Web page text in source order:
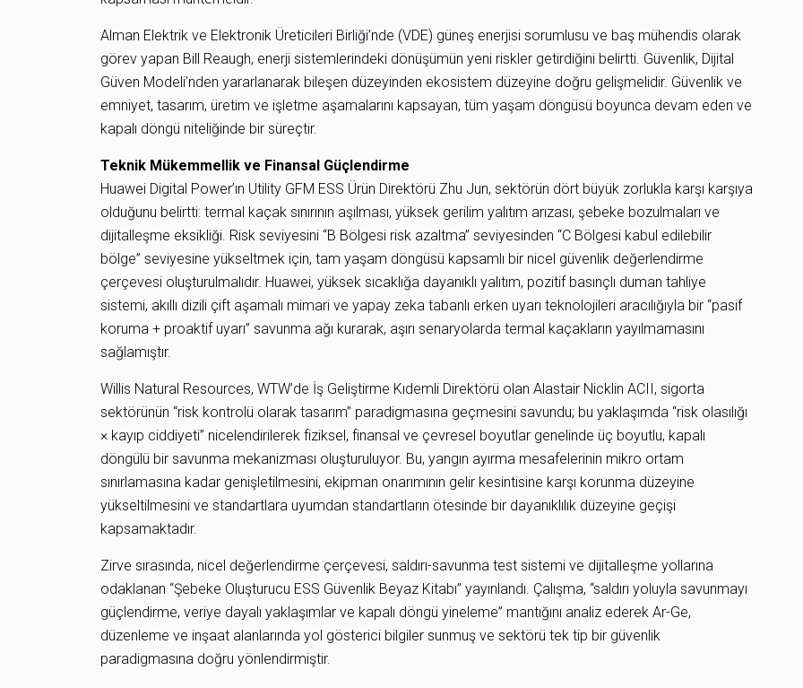
Alman Elektrik ve Elektronik Üreticileri Birliği’nde (VDE) güneş enerjisi sorumlusu ve baş mühendis olarak
görev yapan Bill Reaugh, enerji sistemlerindeki dönüşümün yeni riskler getirdiğini belirtti. Güvenlik, Dijital
Güven Modeli’nden yararlanarak bileşen düzeyinden ekosistem düzeyine doğru gelişmelidir. Güvenlik ve
emniyet, tasarım, üretim ve işletme aşamalarını kapsayan, tüm yaşam döngüsü boyunca devam eden ve
kapalı döngü niteliğinde bir süreçtir.
Teknik Mükemmellik ve Finansal Güçlendirme
Huawei Digital Power’ın Utility GFM ESS Ürün Direktörü Zhu Jun, sektörün dört büyük zorlukla karşı karşıya
olduğunu belirtti: termal kaçak sınırının aşılması, yüksek gerilim yalıtım arızası, şebeke bozulmaları ve
dijitalleşme eksikliği. Risk seviyesini “B Bölgesi risk azaltma” seviyesinden “C Bölgesi kabul edilebilir
bölge” seviyesine yükseltmek için, tam yaşam döngüsü kapsamlı bir nicel güvenlik değerlendirme
çerçevesi oluşturulmalıdır. Huawei, yüksek sıcaklığa dayanıklı yalıtım, pozitif basınçlı duman tahliye
sistemi, akıllı dizili çift aşamalı mimari ve yapay zeka tabanlı erken uyarı teknolojileri aracılığıyla bir “pasif
koruma + proaktif uyarı” savunma ağı kurarak, aşırı senaryolarda termal kaçakların yayılmamasını
sağlamıştır.
Willis Natural Resources, WTW’de İş Geliştirme Kıdemli Direktörü olan Alastair Nicklin ACII, sigorta
sektörünün “risk kontrolü olarak tasarım” paradigmasına geçmesini savundu; bu yaklaşımda “risk olasılığı
× kayıp ciddiyeti” nicelendirilerek fiziksel, finansal ve çevresel boyutlar genelinde üç boyutlu, kapalı
döngülü bir savunma mekanizması oluşturuluyor. Bu, yangın ayırma mesafelerinin mikro ortam
sınırlamasına kadar genişletilmesini, ekipman onarımının gelir kesintisine karşı korunma düzeyine
yükseltilmesini ve standartlara uyumdan standartların ötesinde bir dayanıklılık düzeyine geçişi
kapsamaktadır.
Zirve sırasında, nicel değerlendirme çerçevesi, saldırı-savunma test sistemi ve dijitalleşme yollarına
odaklanan “Şebeke Oluşturucu ESS Güvenlik Beyaz Kitabı” yayınlandı. Çalışma, “saldırı yoluyla savunmayı
güçlendirme, veriye dayalı yaklaşımlar ve kapalı döngü yineleme” mantığını analiz ederek Ar-Ge,
düzenleme ve inşaat alanlarında yol gösterici bilgiler sunmuş ve sektörü tek tip bir güvenlik
paradigmasına doğru yönlendirmiştir.